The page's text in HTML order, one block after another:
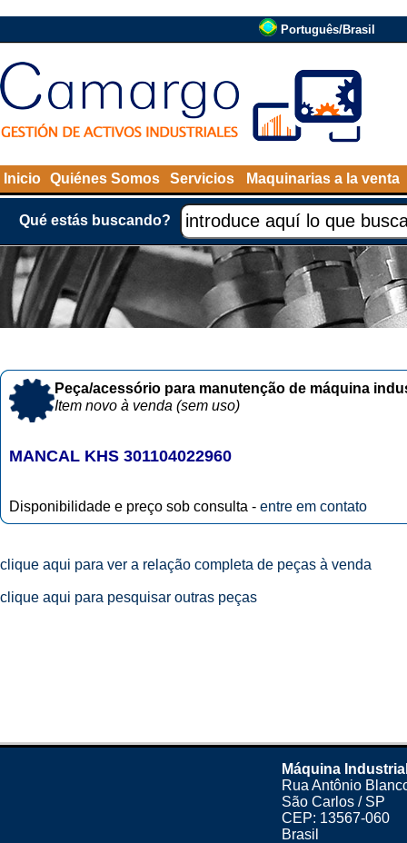
Português/Brasil
Inicio Quiénes Somos Servicios Maquinarias a la venta
Qué estás buscando?
Peça/acessório para manutenção de máquina
Item novo à venda (sem uso)
MANCAL KHS 301104022960
Disponibilidade e preço sob consulta - entre em contato
clique aqui para ver a relação completa de peças à venda
clique aqui para pesquisar outras peças
Máquina
Rua Antônio
São Carlos / SP
CEP: 13567-060
Brasil